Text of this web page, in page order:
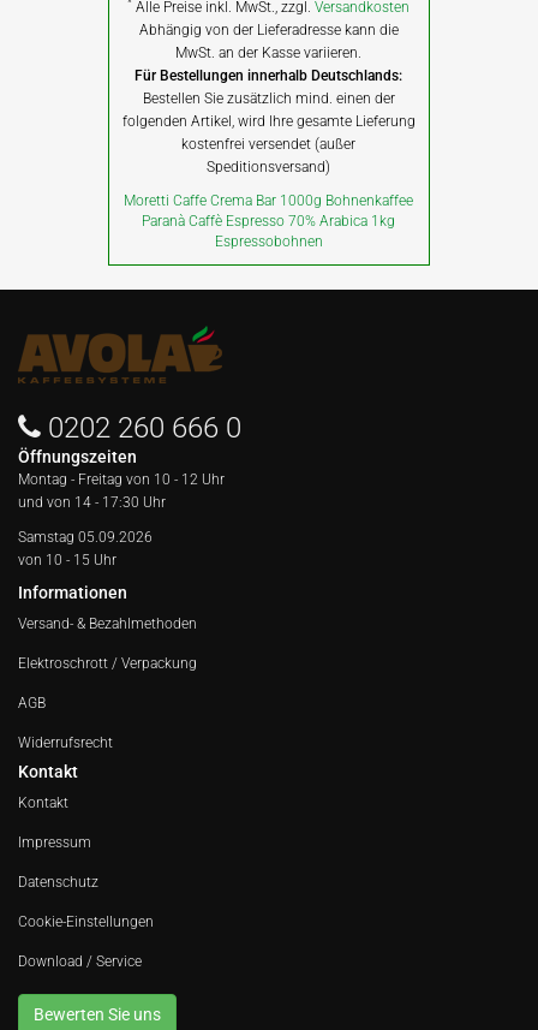
* Alle Preise inkl. MwSt., zzgl.Versandkosten
Abhängig von der Lieferadresse kann die
MwSt. an der Kasse variieren.
Für Bestellungen innerhalb Deutschlands:
Bestellen Sie zusätzlich mind. einen der
folgenden Artikel, wird Ihre gesamte Lieferung
kostenfrei versendet (außer
Speditionsversand)
Moretti Caffe Crema Bar 1000g Bohnenkaffee
Paranà Caffè Espresso 70% Arabica 1kg
Espressobohnen
0202 260 666 0
Öffnungszeiten
Montag - Freitag von 10 - 12 Uhr
und von 14 - 17:30 Uhr
Samstag 05.09.2026
von 10 - 15 Uhr
Informationen
Versand- & Bezahlmethoden
Elektroschrott / Verpackung
AGB
Widerrufsrecht
Kontakt
Kontakt
Impressum
Datenschutz
Cookie-Einstellungen
Download / Service
Bewerten Sie uns